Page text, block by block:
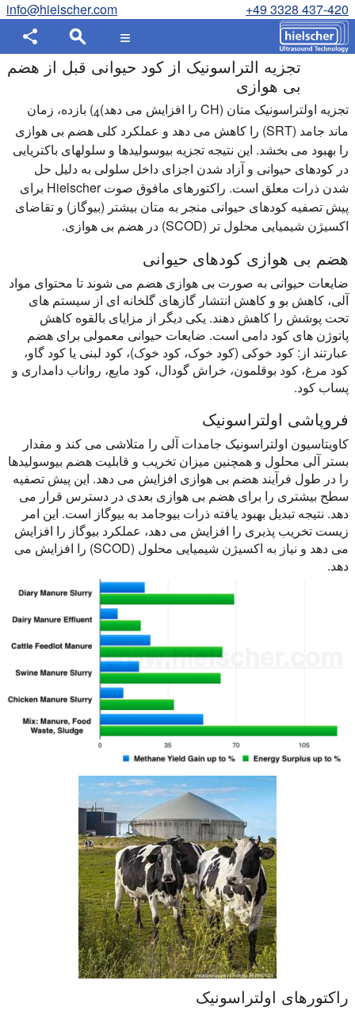
+49 3328 437-420
info@hielscher.com
تجزیه التراسونیک از کود حیوانی قبل از هضم
بی هوازی
تجزیه اولتراسونیک متان (CH را افزایش می دهد) 4) بازده، زمان
ماند جامد (SRT) را کاهش می دهد و عملکرد کلی هضم بی هوازی
را بهبود می بخشد. این نتیجه تجزیه بیوسولیدها و سلولهای باکتریایی
در کودهای حیوانی و آزاد شدن اجزای داخل سلولی به دلیل حل
شدن ذرات معلق است. راکتورهای مافوق صوت Hielscher برای
پیش تصفیه کودهای حیوانی منجر به متان بیشتر (بیوگاز) و تقاضای
اکسیژن شیمیایی محلول تر (SCOD) در هضم بی هوازی.
هضم بی هوازی کودهای حیوانی
ضایعات حیوانی به صورت بی هوازی هضم می شوند تا محتوای مواد
آلی، کاهش بو و کاهش انتشار گازهای گلخانه ای از سیستم های
تحت پوشش را کاهش دهند. یکی دیگر از مزایای بالقوه کاهش
پاتوژن های کود دامی است. ضایعات حیوانی معمولی برای هضم
عبارتند از: کود خوکی (کود خوک، کود خوک)، کود لبنی یا کود گاو،
کود مرغ، کود بوقلمون، خراش گودال، کود مایع، رواناب دامداری و
پساب کود.
فروپاشی اولتراسونیک
کاویتاسیون اولتراسونیک جامدات آلی را متلاشی می کند و مقدار
بستر آلی محلول و همچنین میزان تخریب و قابلیت هضم بیوسولیدها
را در طول فرآیند هضم بی هوازی افزایش می دهد. این پیش تصفیه
سطح بیشتری را برای هضم بی هوازی بعدی در دسترس قرار می
دهد. نتیجه تبدیل بهبود یافته ذرات بیوجامد به بیوگاز است. این امر
زیست تخریب پذیری را افزایش می دهد، عملکرد بیوگاز را افزایش
می دهد و نیاز به اکسیژن شیمیایی محلول (SCOD) را افزایش می
دهد.
راکتورهای اولتراسونیک